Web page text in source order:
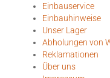
Einbauservice
Einbauhinweise
Unser Lager
Abholungen von
Reklamationen
Über uns